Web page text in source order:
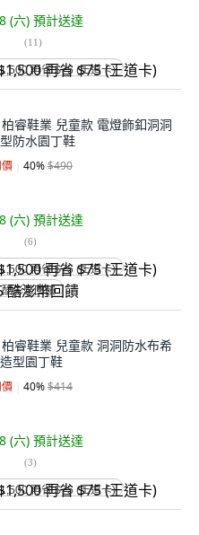
(六) 預計送達
(11)
再省 $75 (王道卡)
睿鞋業 兒童款 電燈飾釦洞洞
防水園丁鞋
40%$490
(六) 預計送達
(6)
再省 $75 (王道卡)
澎幣回饋
睿鞋業 兒童款 洞洞防水布希
型園丁鞋
40%$414
(六) 預計送達
(3)
再省 $75 (王道卡)